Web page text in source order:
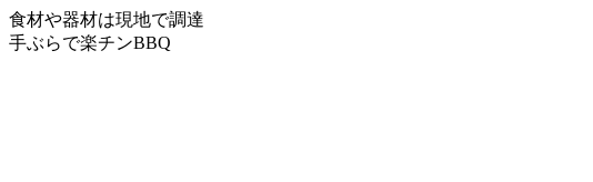
食材や器材は現地で調達
手ぶらで楽チンBBQ